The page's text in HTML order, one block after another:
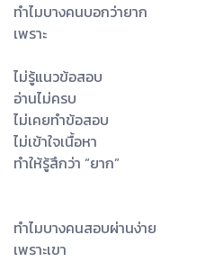
ทำไมบางคนบอกว่ายาก
เพราะ
ไม่รู้แนวข้อสอบ
อ่านไม่ครบ
ไม่เคยทำข้อสอบ
ไม่เข้าใจเนื้อหา
ทำให้รู้สึกว่า “ยาก”
ทำไมบางคนสอบผ่านง่าย
เพราะเขา